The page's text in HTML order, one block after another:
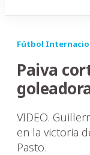
Fútbol
Paiva
VIDEO.
en la victoria
Pasto.